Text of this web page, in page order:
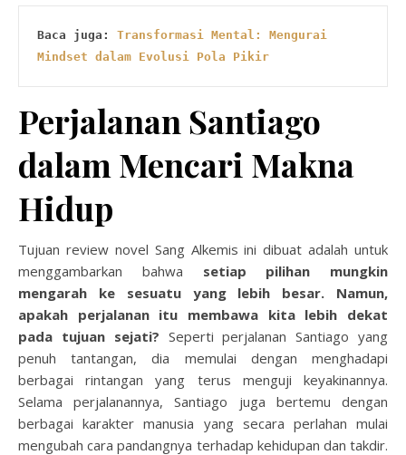
Baca juga: Transformasi Mental: Mengurai
Mindset dalam Evolusi Pola Pikir
Perjalanan Santiago
dalam Mencari Makna
Hidup
Tujuan review novel Sang Alkemis ini dibuat adalah untuk
menggambarkan bahwa setiap pilihan mungkin
mengarah ke sesuatu yang lebih besar. Namun,
apakah perjalanan itu membawa kita lebih dekat
pada tujuan sejati? Seperti perjalanan Santiago yang
penuh tantangan, dia memulai dengan menghadapi
berbagai rintangan yang terus menguji keyakinannya.
Selama perjalanannya, Santiago juga bertemu dengan
berbagai karakter manusia yang secara perlahan mulai
mengubah cara pandangnya terhadap kehidupan dan takdir.